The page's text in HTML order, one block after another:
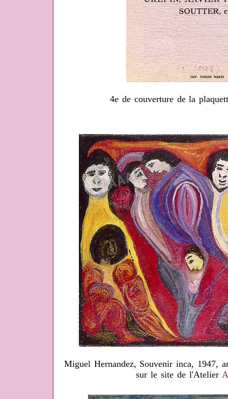
4e de couverture de la
Miguel Hernandez, Souvenir inca, 1947,
sur le site de l'Atelier